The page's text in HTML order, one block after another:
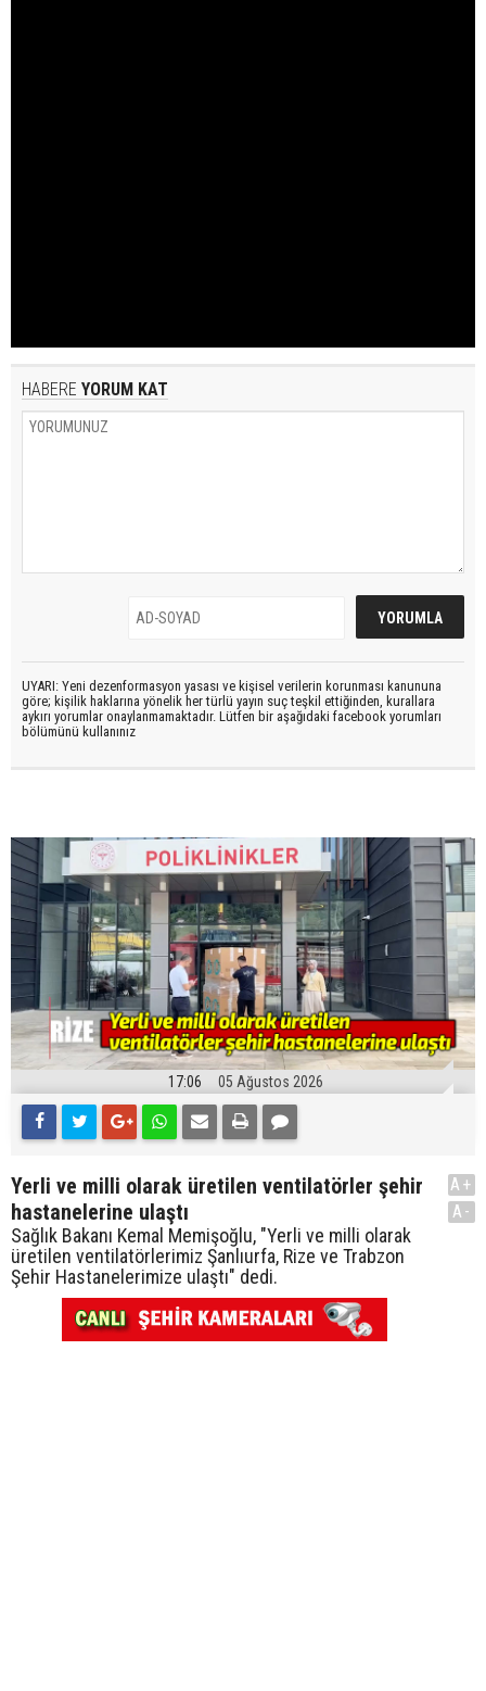
HABERE YORUM KAT
UYARI: Yeni dezenformasyon yasası ve kişisel verilerin korunması kanununa
göre; kişilik haklarına yönelik her türlü yayın suç teşkil ettiğinden, kurallara
aykırı yorumlar onaylanmamaktadır. Lütfen bir aşağıdaki facebook yorumları
bölümünü kullanınız
17:06 05 Ağustos 2026
Yerli ve milli olarak üretilen ventilatörler şehir
hastanelerine ulaştı
Sağlık Bakanı Kemal Memişoğlu, "Yerli ve milli olarak
üretilen ventilatörlerimiz Şanlıurfa, Rize ve Trabzon
Şehir Hastanelerimize ulaştı" dedi.
A+
A-